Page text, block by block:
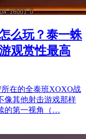
么玩？泰一蛛
观赏性最高
在的全泰班XOXO战
像其他射击游戏那样
的第一视角（…